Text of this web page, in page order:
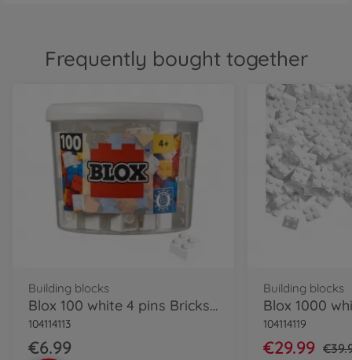
Frequently bought together
Building blocks
Blox 100 white 4 pins Bricks in Box
104114113
€6.99
Building blocks
104114119
€29.99